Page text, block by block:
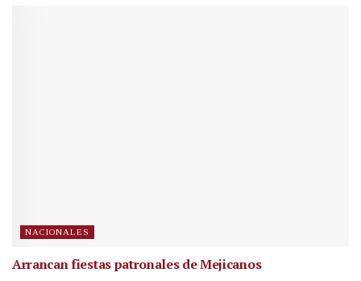
NACIONALES
Arrancan fiestas patronales de Mejicanos